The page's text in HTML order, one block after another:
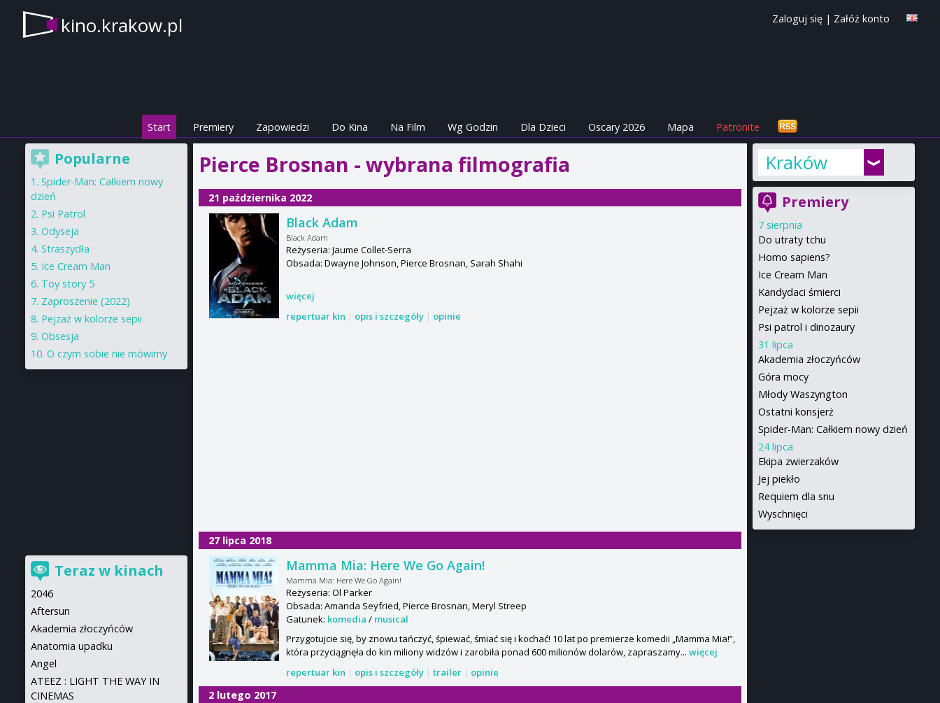
kino.krakow.pl Zaloguj się | Załóż konto
Start Premiery Zapowiedzi Do Kina Na Film Wg Godzin Dla Dzieci Oscary 2026 Mapa Patronite
Pierce Brosnan - wybrana filmografia
21 października 2022
Black Adam
Black Adam
Reżyseria: Jaume Collet-Serra
Obsada: Dwayne Johnson, Pierce Brosnan, Sarah Shahi
więcej
repertuar kin | opis i szczegóły | opinie
27 lipca 2018
Mamma Mia: Here We Go Again!
Mamma Mia: Here We Go Again!
Reżyseria: Ol Parker
Obsada: Amanda Seyfried, Pierce Brosnan, Meryl Streep
Gatunek: komedia / musical
Przygotujcie się, by znowu tańczyć, śpiewać, śmiać się i kochać! 10 lat po premierze komedii „Mamma Mia!”,
która przyciągnęła do kin miliony widzów i zarobiła ponad 600 milionów dolarów, zapraszamy... więcej
repertuar kin | opis i szczegóły | trailer | opinie
2 lutego 2017
Kraków
Premiery
7 sierpnia
Do utraty tchu
Homo sapiens?
Ice Cream Man
Kandydaci śmierci
Pejzaż w kolorze sepii
Psi patrol i dinozaury
31 lipca
Akademia złoczyńców
Góra mocy
Młody Waszyngton
Ostatni konsjerż
Spider-Man: Całkiem nowy dzień
24 lipca
Ekipa zwierzaków
Jej piekło
Requiem dla snu
Wyschnięci
Popularne
Spider-Man: Całkiem nowy
dzień
Psi Patrol
Odyseja
Straszydła
Ice Cream Man
Toy story 5
Zaproszenie (2022)
Pejzaż w kolorze sepii
Obsesja
O czym sobie nie mówimy
Teraz w kinach
2046
Aftersun
Akademia złoczyńców
Anatomia upadku
Angel
ATEEZ : LIGHT THE WAY IN
CINEMAS